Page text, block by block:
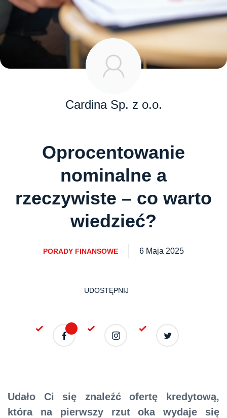
Cardina Sp. z o.o.
Oprocentowanie
nominalne a
rzeczywiste – co warto
wiedzieć?
PORADY FINANSOWE 6 Maja 2025
UDOSTĘPNIJ
Udało Ci się znaleźć ofertę kredytową,
która na pierwszy rzut oka wydaje się